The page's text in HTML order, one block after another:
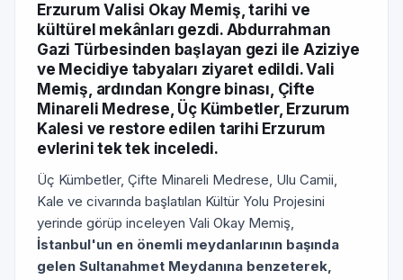
Erzurum Valisi Okay Memiş, tarihi ve
kültürel mekânları gezdi. Abdurrahman
Gazi Türbesinden başlayan gezi ile Aziziye
ve Mecidiye tabyaları ziyaret edildi. Vali
Memiş, ardından Kongre binası, Çifte
Minareli Medrese, Üç Kümbetler, Erzurum
Kalesi ve restore edilen tarihi Erzurum
evlerini tek tek inceledi.
Üç Kümbetler, Çifte Minareli Medrese, Ulu Camii,
Kale ve civarında başlatılan Kültür Yolu Projesini
yerinde görüp inceleyen Vali Okay Memiş,
İstanbul'un en önemli meydanlarının başında
gelen Sultanahmet Meydanına benzeterek,